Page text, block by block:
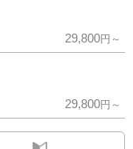
29,800円～
29,800円～